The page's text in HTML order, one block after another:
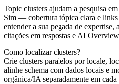
Topic clusters ajudam a pesquisa
Sim — cobertura tópica clara e links
entender a sua pegada de
citações em respostas e AI
Como localizar clusters?
Crie clusters paralelos por locale,
alinhe schema com dados locais e
orgânica/IA separadamente em cada